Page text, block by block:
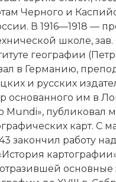
география и
и духовной
отношений
теория и
знания
отношений
Черного и
В 1916—1918 —
школе,
географии
в Германию,
и русских
основанного им в
Mundi», публиковал
карт. С
закончил работу над
отразившей основные